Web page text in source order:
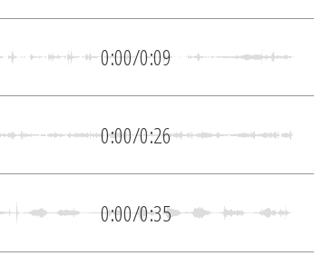
0:00/0:09
0:00/0:26
0:00/0:35